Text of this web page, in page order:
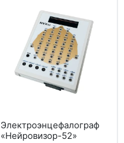
Электроэнцефалограф
«Нейровизор-52»